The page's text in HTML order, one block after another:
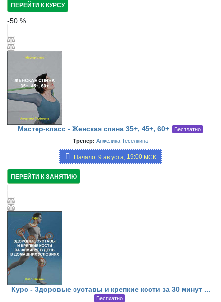
ПЕРЕЙТИ К КУРСУ
-50 %
Мастер-класс - Женская спина 35+, 45+, 60+
Бесплатно
Тренер: Анжелика Тесёлкина
Начало: 9 августа, 19:00МСК
ПЕРЕЙТИ К ЗАНЯТИЮ
Курс - Здоровые суставы и крепкие кости за 30 минут ...
Бесплатно